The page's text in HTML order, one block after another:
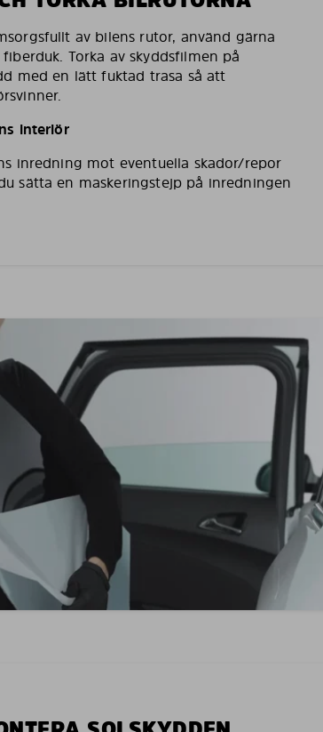
av bilens rutor, använd gärna
Torka av skyddsfilmen på
med en lätt fuktad trasa så att
interiör
inredning mot eventuella skador/repor
sätta en maskeringstejp på inredningen